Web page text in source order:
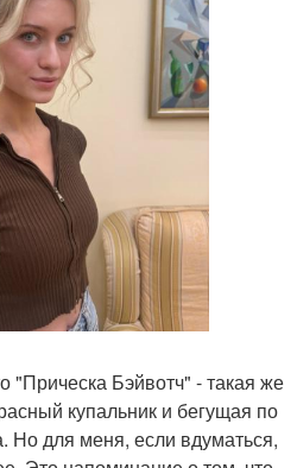
"Прическа Бэйвотч" - такая же
купальник и бегущая по
Но для меня, если вдуматься,